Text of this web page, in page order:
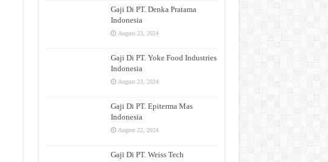
Gaji Di PT. Denka Pratama
Indonesia
August 23, 2024
Gaji Di PT. Yoke Food Industries
Indonesia
August 23, 2024
Gaji Di PT. Epiterma Mas
Indonesia
August 22, 2024
Gaji Di PT. Weiss Tech